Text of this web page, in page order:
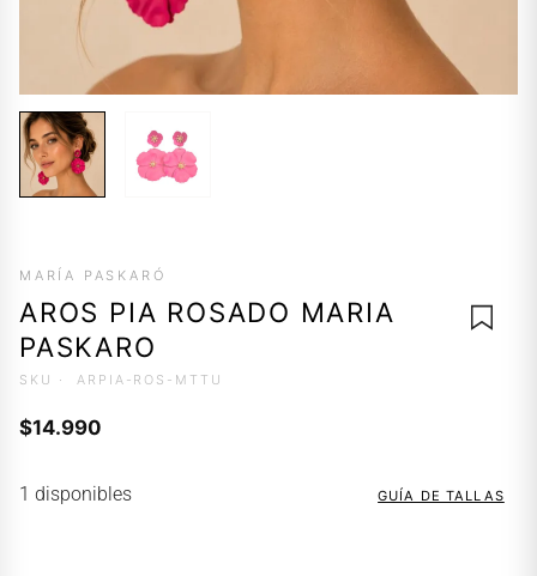
MARÍA PASKARÓ
AROS PIA ROSADO MARIA
PASKARO
LISTA
SKU · ARPIA-ROS-MTTU
$14.990
GUÍA DE TALLAS
1 disponibles